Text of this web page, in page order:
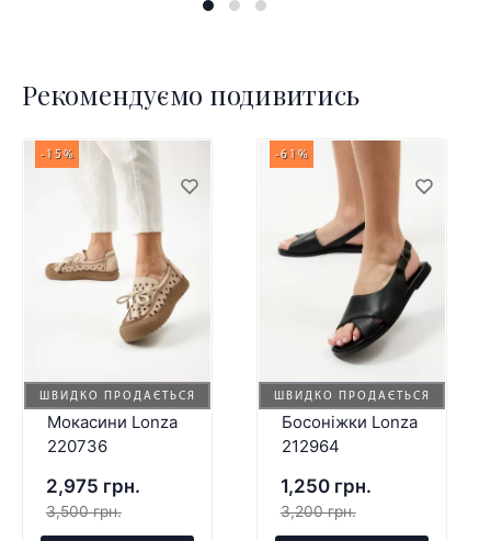
Рекомендуємо подивитись
ШВИДКО ПРОДАЄТЬСЯ
-15%
Мокасини Lonza
220736
2,975 грн.
3,500 грн.
ШВИДКО ПРОДАЄТЬСЯ
-61%
Босоніжки Lonza
212964
1,250 грн.
3,200 грн.